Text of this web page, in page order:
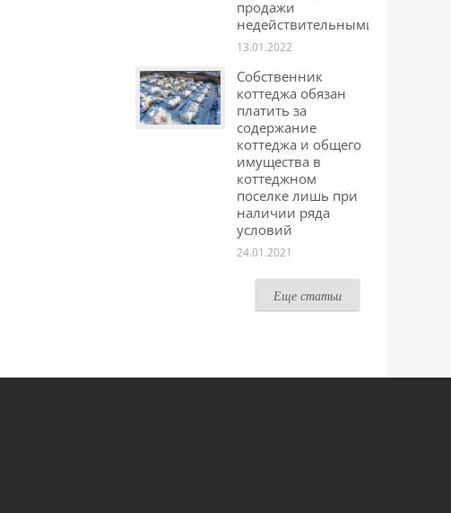
продажи
недействительными
13.01.2022
Собственник
коттеджа обязан
платить за
содержание
коттеджа и общего
имущества в
коттеджном
поселке лишь при
наличии ряда
условий
24.01.2021
Еще статьи